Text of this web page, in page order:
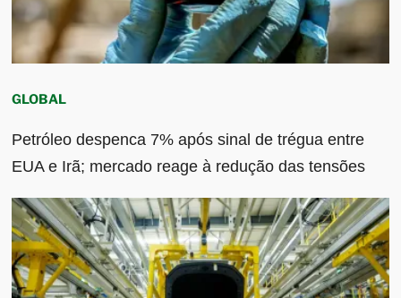
GLOBAL
Petróleo despenca 7% após sinal de trégua entre
EUA e Irã; mercado reage à redução das tensões